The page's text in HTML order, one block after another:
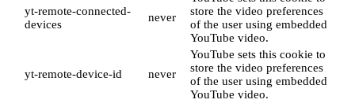
yt-remote-connected-
devices
never
store the video preferences
of the user using embedded
YouTube video.
yt-remote-device-id never
YouTube sets this cookie to
store the video preferences
of the user using embedded
YouTube video.